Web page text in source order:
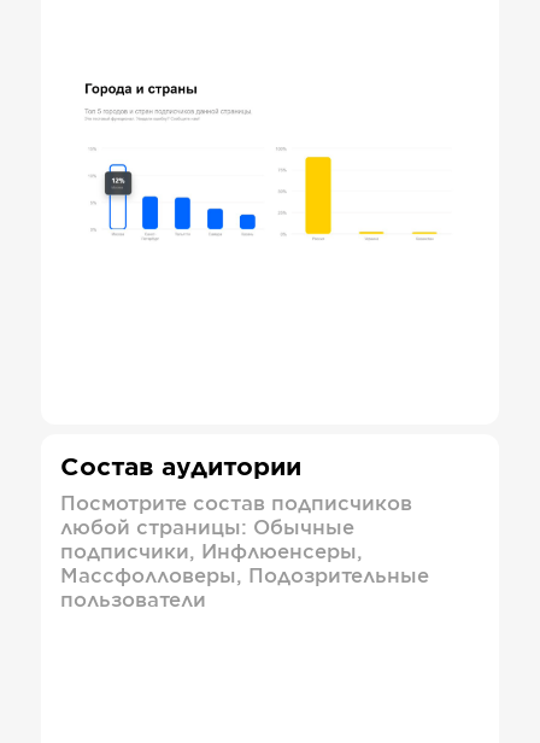
Состав аудитории
Посмотрите состав подписчиков
любой страницы: Обычные
подписчики, Инфлюенсеры,
Массфолловеры, Подозрительные
пользователи